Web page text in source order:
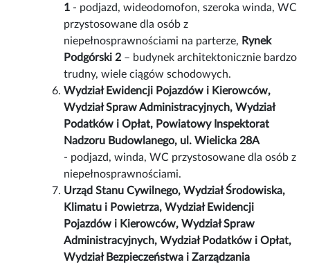
1 - podjazd, wideodomofon, szeroka winda, WC
przystosowane dla osób z
niepełnosprawnościami na parterze, Rynek
Podgórski 2 – budynek architektonicznie bardzo
trudny, wiele ciągów schodowych.
Wydział Ewidencji Pojazdów i Kierowców,
Wydział Spraw Administracyjnych, Wydział
Podatków i Opłat, Powiatowy Inspektorat
Nadzoru Budowlanego, ul. Wielicka 28A
- podjazd, winda, WC przystosowane dla osób z
niepełnosprawnościami.
Urząd Stanu Cywilnego, Wydział Środowiska,
Klimatu i Powietrza, Wydział Ewidencji
Pojazdów i Kierowców, Wydział Spraw
Administracyjnych, Wydział Podatków i Opłat,
Wydział Bezpieczeństwa i Zarządzania